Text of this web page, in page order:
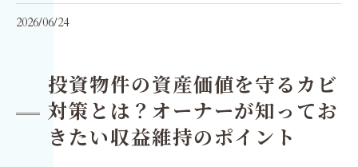
2026/06/24
投資物件の資産価値を守るカビ
対策とは？オーナーが知ってお
きたい収益維持のポイント